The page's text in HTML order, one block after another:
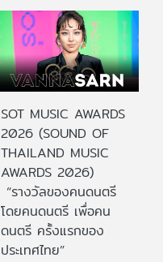
SOT MUSIC AWARDS
2026 (SOUND OF
THAILAND MUSIC
AWARDS 2026)
“รางวัลของคนดนตรี
โดยคนดนตรี เพื่อคน
ดนตรี ครั้งแรกของ
ประเทศไทย”